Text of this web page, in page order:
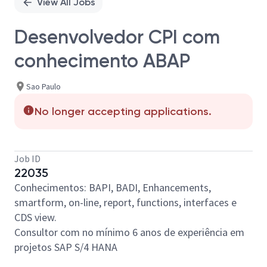
Desenvolvedor CPI com
conhecimento ABAP
Sao Paulo
No longer accepting applications.
Job ID
22035
Conhecimentos: BAPI, BADI, Enhancements,
smartform, on-line, report, functions, interfaces e
CDS view.
Consultor com no mínimo 6 anos de experiência em
projetos SAP S/4 HANA